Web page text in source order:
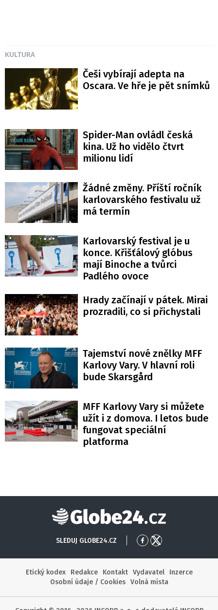
KULTURA
Češi vybírají adepta na
Oscara. Ve hře je pět snímků
Spider-Man ovládl česká
kina. Už ho vidělo čtvrt
milionu lidí
Žádné změny. Příští ročník
karlovarského festivalu už
má termín
Karlovarský festival je u
konce. Křišťálový glóbus
mají Binoche a tvůrci
Padlého ovoce
Hrady začínají v pátek. Mirai
prozradili, co si přichystali
Tajemství nové znělky MFF
Karlovy Vary. V hlavní roli
bude Skarsgård
MFF Karlovy Vary si můžete
užít i z domova. I letos bude
fungovat speciální
platforma
Globe24
SLEDUJ GLOBE24.CZ
PřejítPřejít
Etický kodex
Redakce Kontakt Vydavatel
Inzerce
Osobní údaje / Cookies
Volná místa